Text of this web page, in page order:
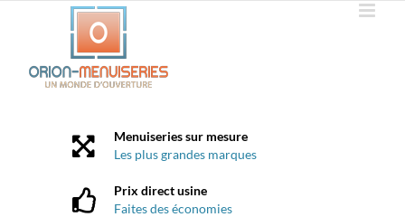
Menuiseries sur mesure
Les plus grandes marques
Prix direct usine
Faites des économies